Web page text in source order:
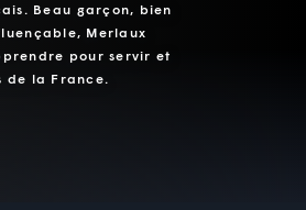
Beau garçon, bien
Merlaux
pour servir et
de la France.